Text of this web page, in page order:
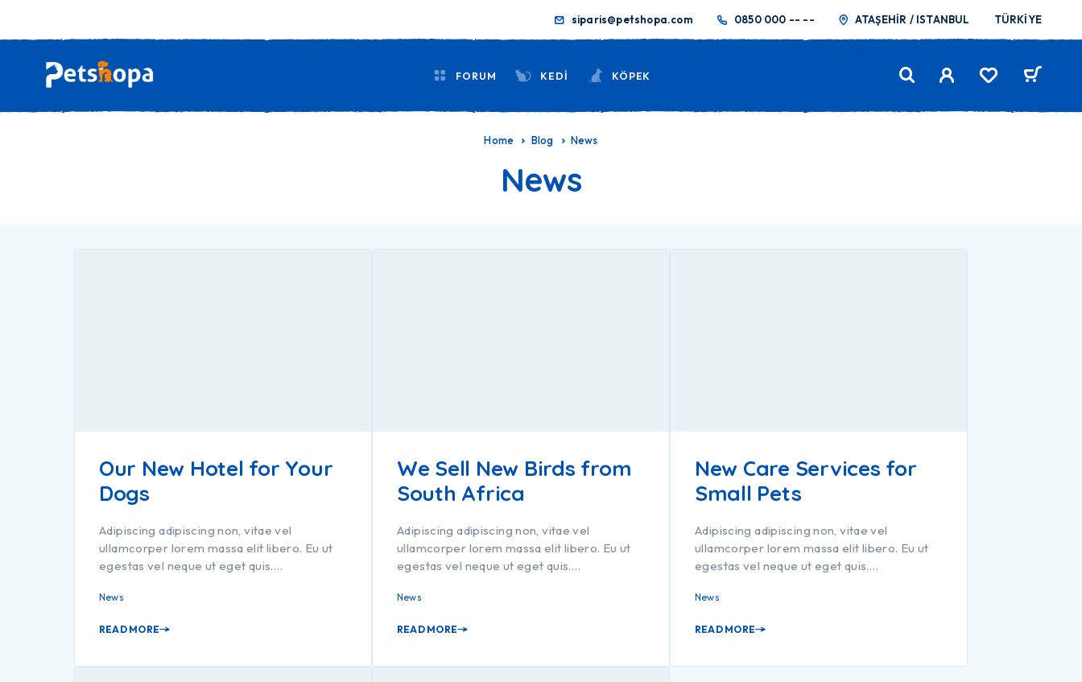
siparis@petshopa.com 0850 000 -- -- ATAŞEHİR / ISTANBUL TÜRKİYE
FORUM KEDİ KÖPEK
Home Blog News
News
Our New Hotel for Your
Dogs
Adipiscing adipiscing non, vitae vel
ullamcorper lorem massa elit libero. Eu ut
egestas vel neque ut eget quis.…
News
READ MORE
We Sell New Birds from
South Africa
Adipiscing adipiscing non, vitae vel
ullamcorper lorem massa elit libero. Eu ut
egestas vel neque ut eget quis.…
News
READ MORE
New Care Services for
Small Pets
Adipiscing adipiscing non, vitae vel
ullamcorper lorem massa elit libero. Eu ut
egestas vel neque ut eget quis.…
News
READ MORE